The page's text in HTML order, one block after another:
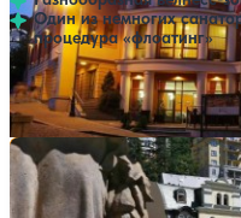
Один из немногих
процедура «флоатинг»
Профилей лечения:3
Санаторий ASTORIA
Карловы Вары
Нет цен илиВыбрать